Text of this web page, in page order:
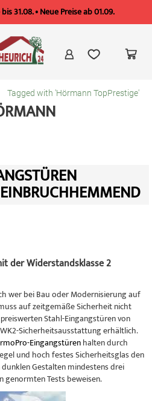
31.08. • Neue Preise ab 01.09.
Tagged with 'Hörmann TopPrestige'
der Widerstandsklasse 2
wer bei Bau oder Modernisierung auf
auf zeitgemäße Sicherheit nicht
Stahl-Eingangstüren von
Sicherheitsausstattung erhältlich.
Eingangstürenhalten durch
und hoch festes Sicherheitsglas den
Gestalten mindestens drei
genormten Tests beweisen.